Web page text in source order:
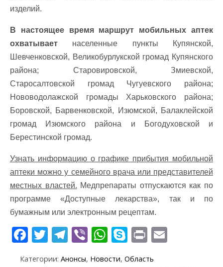
изделий.
В настоящее время маршрут мобильных аптек
охватывает населенные пункты Купянской,
Шевченковской, Великобурлукской громад Купянского
района; Старовировской, Змиевской,
Старосалтовской громад Чугуевского района;
Нововодолажской громады Харьковского района;
Боровской, Барвенковской, Изюмской, Балаклейской
громад Изюмского района и Богодуховской и
Берестинской громад.
Узнать информацию о графике прибытия мобильной
аптеки можно у семейного врача или представителей
местных властей. Медпрепараты отпускаются как по
программе «Доступные лекарства», так и по
бумажным или электронным рецептам.
F T T Vi W S
k
Pr
Категории: Анонсы, Новости, Область